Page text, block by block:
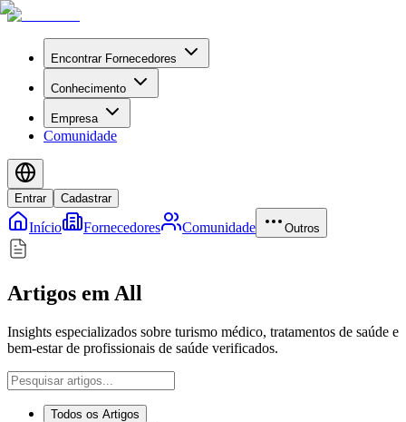
Encontrar Fornecedores
Conhecimento
Empresa
Comunidade
Entrar Cadastrar
Início Fornecedores Comunidade Outros
Artigos em All
Insights especializados sobre turismo médico, tratamentos de saúde e
bem-estar de profissionais de saúde verificados.
Todos os Artigos